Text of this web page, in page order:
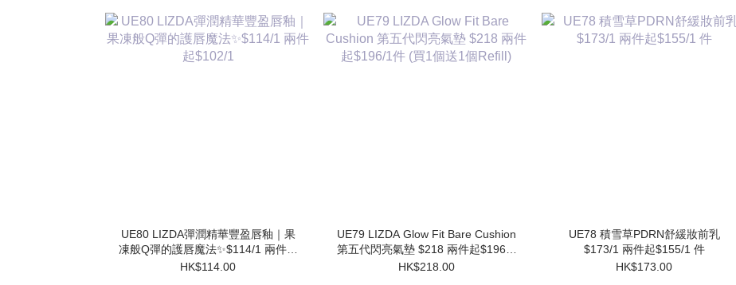
任選6件送 超勝肽爽膚水15ml*8+超
勝肽安瓶10ml*8】
列任選6件送 超勝肽爽膚水
15ml*8+超勝肽安瓶10ml*8】
系列任選6件送 超勝肽爽膚水
15ml*8+超勝肽安瓶10ml*8】
UE80 LIZDA彈潤精華豐盈唇釉｜果
凍般Q彈的護唇魔法✨$114/1 兩件起
$102/1
HK$114.00
UE79 LIZDA Glow Fit Bare Cushion
第五代閃亮氣墊 $218 兩件起$196/1
件 (買1個送1個Refill)
HK$218.00
UE78 積雪草PDRN舒緩妝前乳
$173/1 兩件起$155/1 件
HK$173.00